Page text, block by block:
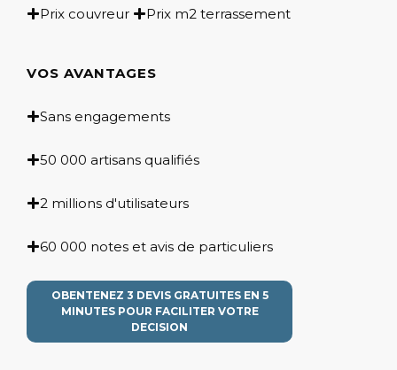
Prix couvreur
Prix m2 terrassement
VOS AVANTAGES
Sans engagements
50 000 artisans qualifiés
2 millions d'utilisateurs
60 000 notes et avis de particuliers
OBENTENEZ 3 DEVIS GRATUITES EN 5
MINUTES POUR FACILITER VOTRE
DECISION